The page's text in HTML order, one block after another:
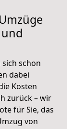
schon
dabei
Kosten
zurück – wir
für Sie, das
von